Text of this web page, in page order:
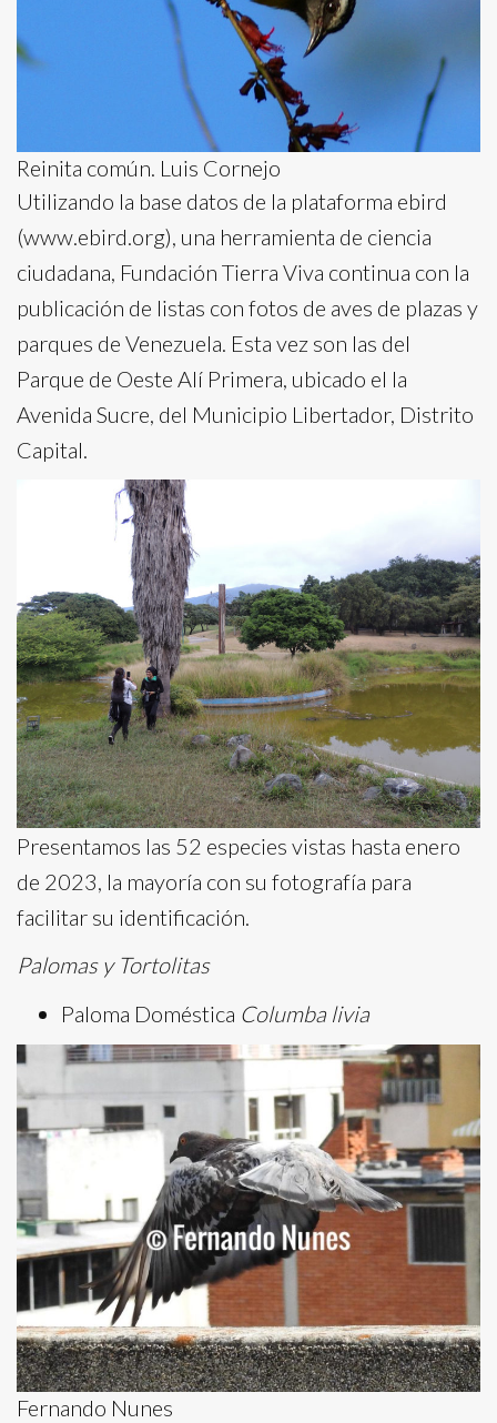
Reinita común. Luis Cornejo
Utilizando la base datos de la plataforma ebird
(www.ebird.org), una herramienta de ciencia
ciudadana, Fundación Tierra Viva continua con la
publicación de listas con fotos de aves de plazas y
parques de Venezuela. Esta vez son las del
Parque de Oeste Alí Primera, ubicado el la
Avenida Sucre, del Municipio Libertador, Distrito
Capital.
Presentamos las 52 especies vistas hasta enero
de 2023, la mayoría con su fotografía para
facilitar su identificación.
Palomas y Tortolitas
Paloma Doméstica Columba livia
Fernando Nunes